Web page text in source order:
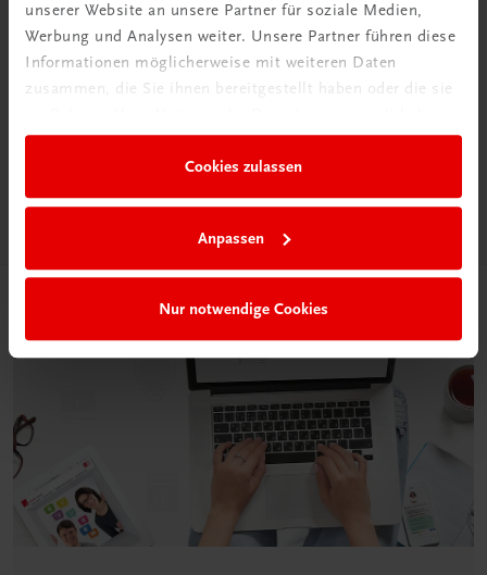
unserer Website an unsere Partner für soziale Medien,
Werbung und Analysen weiter. Unsere Partner führen diese
Informationen möglicherweise mit weiteren Daten
zusammen, die Sie ihnen bereitgestellt haben oder die sie
Cookies zulassen
Anpassen
Nur notwendige Cookies
Neu in der DigiBox
Klassenzimmer“